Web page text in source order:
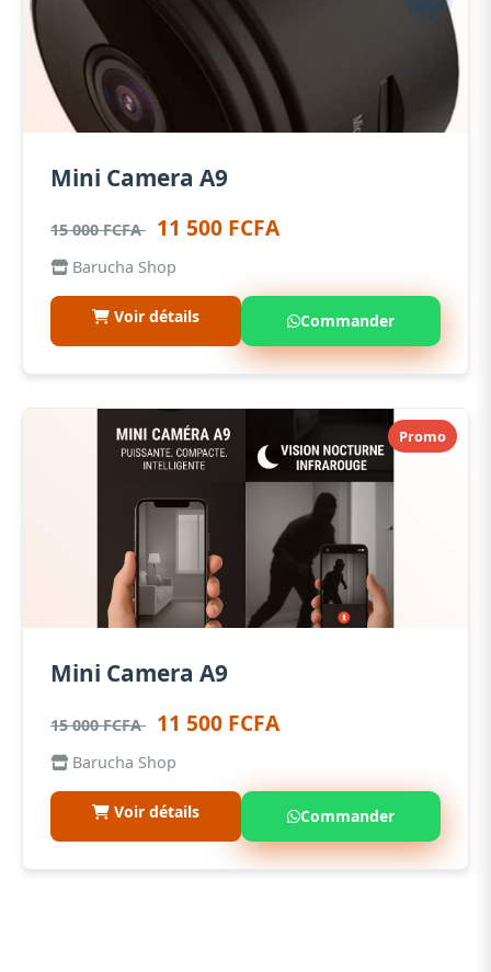
Mini Camera A9
15 000 FCFA 11 500 FCFA
Barucha Shop
Voir détails Commander
Promo
Mini Camera A9
15 000 FCFA 11 500 FCFA
Barucha Shop
Voir détails Commander